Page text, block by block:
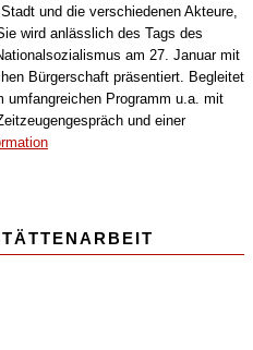
und die verschiedenen Akteure,
wird anlässlich des Tags des
am 27. Januar mit
Bürgerschaft präsentiert. Begleitet
umfangreichen Programm u.a. mit
und einer